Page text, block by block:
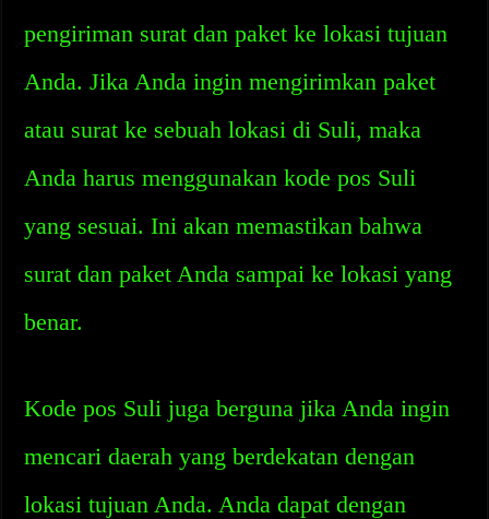
pengiriman surat dan paket ke lokasi tujuan
Anda. Jika Anda ingin mengirimkan paket
atau surat ke sebuah lokasi di Suli, maka
Anda harus menggunakan kode pos Suli
yang sesuai. Ini akan memastikan bahwa
surat dan paket Anda sampai ke lokasi yang
benar.
Kode pos Suli juga berguna jika Anda ingin
mencari daerah yang berdekatan dengan
lokasi tujuan Anda. Anda dapat dengan